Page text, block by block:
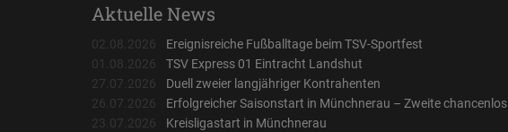
Aktuelle News
02.08.2026
Ereignisreiche Fußballtage beim TSV-Sportfest
01.08.2026
TSV Express 01 Eintracht Landshut
27.07.2026
Duell zweier langjähriger Kontrahenten
26.07.2026
Erfolgreicher Saisonstart in Münchnerau – Zweite chancenlos
23.07.2026
Kreisligastart in Münchnerau